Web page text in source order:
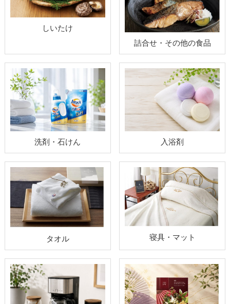
しいたけ
詰合せ・その他の食品
洗剤・石けん 入浴剤
タオル 寝具・マット